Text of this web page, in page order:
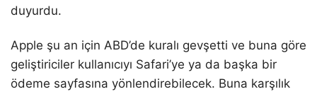
duyurdu.
Apple şu an için ABD’de kuralı gevşetti ve buna göre
geliştiriciler kullanıcıyı Safari’ye ya da başka bir
ödeme sayfasına yönlendirebilecek. Buna karşılık